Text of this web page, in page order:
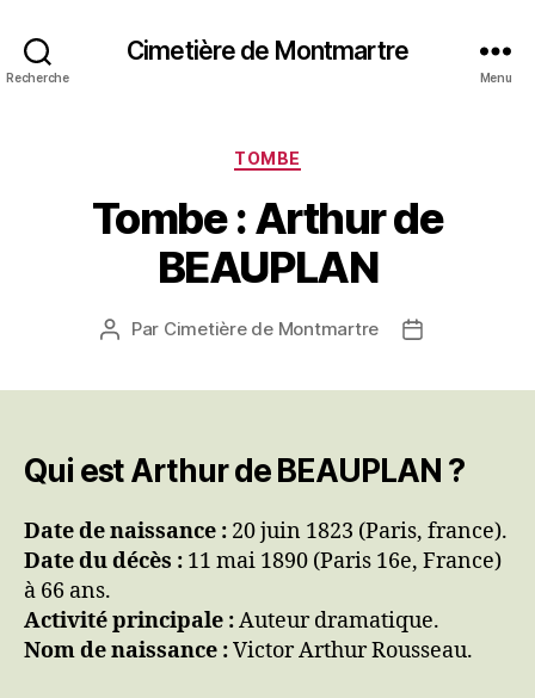
Recherche
Cimetière de Montmartre
Menu
Catégories
TOMBE
Tombe : Arthur de
BEAUPLAN
Auteur
Par Cimetière de Montmartre
Date
Qui est Arthur de BEAUPLAN ?
Date de naissance : 20 juin 1823 (Paris, france).
Date du décès : 11 mai 1890 (Paris 16e, France)
à 66 ans.
Activité principale :Auteur dramatique.
Nom de naissance :Victor Arthur Rousseau.